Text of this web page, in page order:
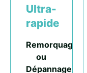
Ultra-
rapide
Remorquage
ou
Dépannage